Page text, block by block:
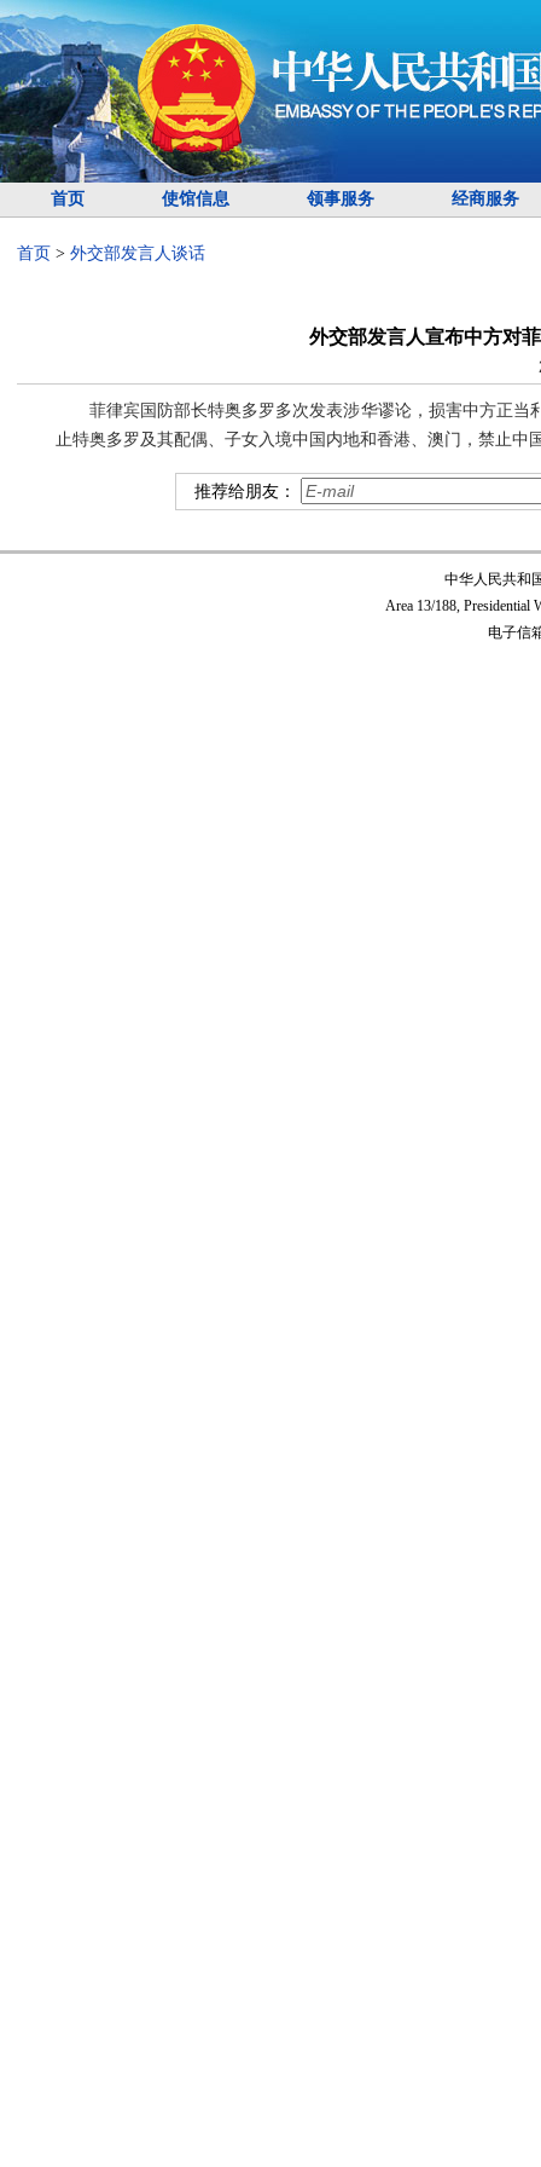
首页 使馆信息 领事服务 经商服务
首页 > 外交部发言人谈话
外交部发言人宣布中方对
菲律宾国防部长特奥多罗多次发表涉华谬论，损害中方正
止特奥多罗及其配偶、子女入境中国内地和香港、澳门，禁止
推荐给朋友：
中华人民共和
Area 13/188, Presidential
电子信